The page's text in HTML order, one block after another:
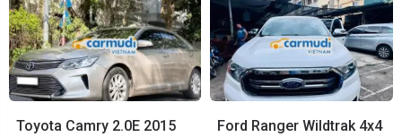
Toyota Camry 2.0E 2015
Ford Ranger Wildtrak 4x4